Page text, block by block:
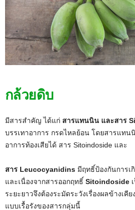
กล้วยดิบ
มีสารสำคัญ ได้แก่ สารแทนนิน และสาร
บรรเทาอาการ กรดไหลย้อน โดยสารแท
อาการท้องเสียได้ สาร Sitoindoside และ
สาร Leucocyanidins มีฤทธิ์ป้องกันการเ
และเนื่องจากสารออกฤทธิ์ Sitoindoside
ระยะยาวจึงต้องระมัดระวังเรื่องผลข้างเคี
แบบเรื้อรังของสารกลุ่มนี้